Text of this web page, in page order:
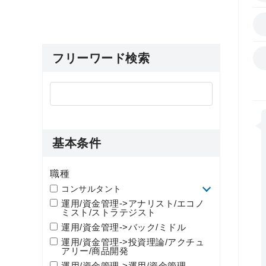
フリーワード検索
基本条件
職種
コンサルタント
運用/資金管理->アナリスト/エコノ
ミスト/ストラテジスト
運用/資金管理->バック/ミドル
運用/資金管理->投資理論/アクチュ
アリー/商品開発